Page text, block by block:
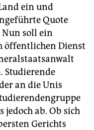
ein und
Quote
Nun soll ein
öffentlichen Dienst
Studierende
an die Unis
ab. Ob sich
Gerichts